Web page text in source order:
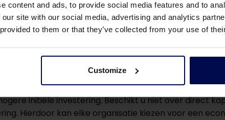
content and ads, to provide social media features and to
site with our social media, advertising and analytics
to them or that they’ve collected from your use of
Customize
deze stoffen terug te winnen dan om ze te
een afvalwaterzuivering van kostenpost in een
initiële investering. Beschikt u niet over direct
Hierdoor kan elke organisatie kiezen voor een